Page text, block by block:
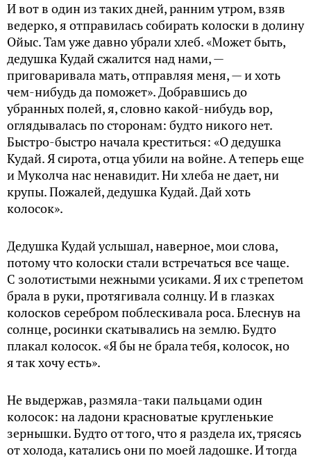
И вот в один из таких дней, ранним утром, взяв
ведерко, я отпра­вилась собирать колоски в долину
Ойыс. Там уже давно убрали хлеб. «Может быть,
дедушка Кудай сжалится над нами, —
приговаривала мать, отправляя меня, — и хоть
чем-нибудь да поможет». Добравшись до
убранных полей, я, словно какой-нибудь вор,
оглядывалась по сторонам: будто никого нет.
Быстро-быстро начала креститься: «О дедушка
Кудай. Я сирота, отца убили на войне. А теперь еще
и Муколча нас ненавидит. Ни хлеба не дает, ни
крупы. Пожалей, дедушка Кудай. Дай хоть
колосок».
Дедушка Кудай услышал, наверное, мои слова,
потому что колоски стали встречаться все чаще.
С золотистыми нежными усиками. Я их с трепетом
брала в руки, протягивала солнцу. И в глазках
колосков серебром поблескивала роса. Блеснув на
солнце, росинки скатывались на землю. Будто
плакал колосок. «Я бы не брала тебя, колосок, но
я так хочу есть».
Не выдержав, размяла-таки пальцами один
колосок: на ладони красноватые кругленькие
зернышки. Будто от того, что я раздела их, трясясь
от холода, катались они по моей ладошке. И тогда